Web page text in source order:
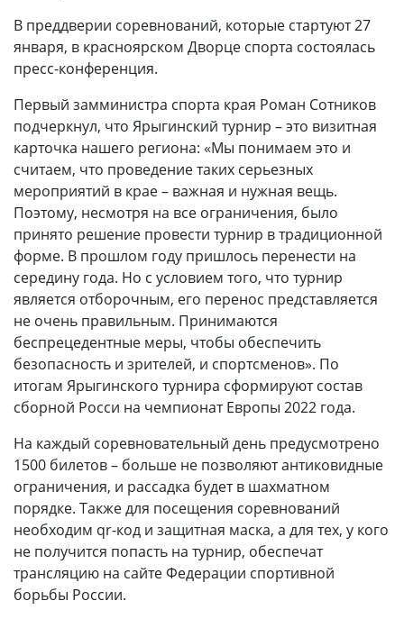
В преддверии соревнований, которые стартуют 27
января, в красноярском Дворце спорта состоялась
пресс-конференция.
Первый замминистра спорта края Роман Сотников
подчеркнул, что Ярыгинский турнир – это визитная
карточка нашего региона: «Мы понимаем это и
считаем, что проведение таких серьезных
мероприятий в крае – важная и нужная вещь.
Поэтому, несмотря на все ограничения, было
принято решение провести турнир в традиционной
форме. В прошлом году пришлось перенести на
середину года. Но с условием того, что турнир
является отборочным, его перенос представляется
не очень правильным. Принимаются
беспрецедентные меры, чтобы обеспечить
безопасность и зрителей, и спортсменов». По
итогам Ярыгинского турнира сформируют состав
сборной Росси на чемпионат Европы 2022 года.
На каждый соревновательный день предусмотрено
1500 билетов – больше не позволяют антиковидные
ограничения, и рассадка будет в шахматном
порядке. Также для посещения соревнований
необходим qr-код и защитная маска, а для тех, у кого
не получится попасть на турнир, обеспечат
трансляцию на сайте Федерации спортивной
борьбы России.